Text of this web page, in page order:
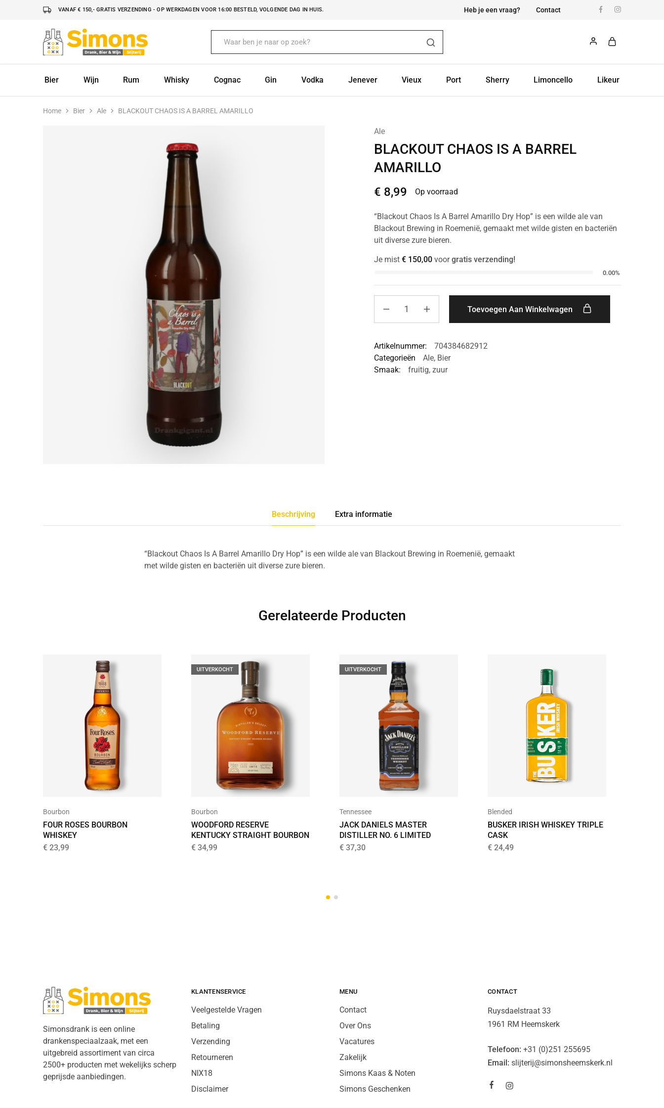
VANAF € 150,- GRATIS VERZENDING - OP WERKDAGEN VOOR 16:00 BESTELD, VOLGENDE DAG IN HUIS. Heb je een vraag? Contact
Simonsdrank.nl
Drank,
Bier
Bier
Wijn Rum Whisky Cognac Gin Vodka Jenever Vieux Port Sherry Limoncello Likeur
Home Bier Ale BLACKOUT CHAOS IS A BARREL AMARILLO
Ale
BLACKOUT CHAOS IS A BARREL
AMARILLO
€ 8,99 Op voorraad
“Blackout Chaos Is A Barrel Amarillo Dry Hop” is een wilde ale van
Blackout Brewing in Roemenië, gemaakt met wilde gisten en bacteriën
uit diverse zure bieren.
Je mist €150,00voorgratis verzending!
0.00%
Toevoegen Aan Winkelwagen
Artikelnummer:
704384682912
Categorieën
Ale, Bier
Smaak:
fruitig, zuur
Beschrijving Extra informatie
“Blackout Chaos Is A Barrel Amarillo Dry Hop” is een wilde ale van Blackout Brewing in Roemenië, gemaakt
met wilde gisten en bacteriën uit diverse zure bieren.
Gerelateerde Producten
Bourbon
FOUR ROSES BOURBON
WHISKEY
€ 23,99
UITVERKOCHT
Bourbon
WOODFORD RESERVE
KENTUCKY STRAIGHT BOURBON
€ 34,99
UITVERKOCHT
Tennessee
JACK DANIELS MASTER
DISTILLER NO. 6 LIMITED
€ 37,30
Blended
BUSKER IRISH WHISKEY TRIPLE
CASK
€ 24,49
Simonsdrank is een online
drankenspeciaalzaak, met een
uitgebreid assortiment van circa
2500+ producten met wekelijks scherp
geprijsde aanbiedingen.
KLANTENSERVICE
Veelgestelde Vragen
Betaling
Verzending
Retourneren
NIX18
Disclaimer
MENU
Contact
Over Ons
Vacatures
Zakelijk
Simons Kaas & Noten
Simons Geschenken
CONTACT
Ruysdaelstraat 33
1961 RM Heemskerk
Telefoon: +31 (0)251 255695
Email: slijterij@simonsheemskerk.nl